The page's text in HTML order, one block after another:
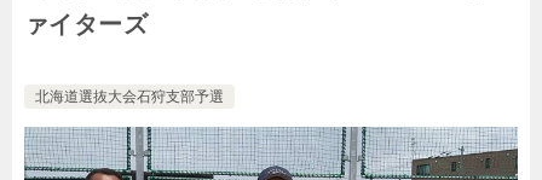
ァイターズ
北海道選抜大会石狩支部予選